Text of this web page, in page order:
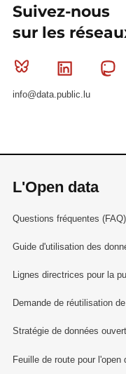
Suivez-nous
sur les
Bluesky Linkedin
info@data.public.lu
L'Open data
Questions fréquentes (FAQ)
Guide d'utilisation des
Lignes directrices pour la
Demande de réutilisation
Stratégie de données
Feuille de route pour l'open